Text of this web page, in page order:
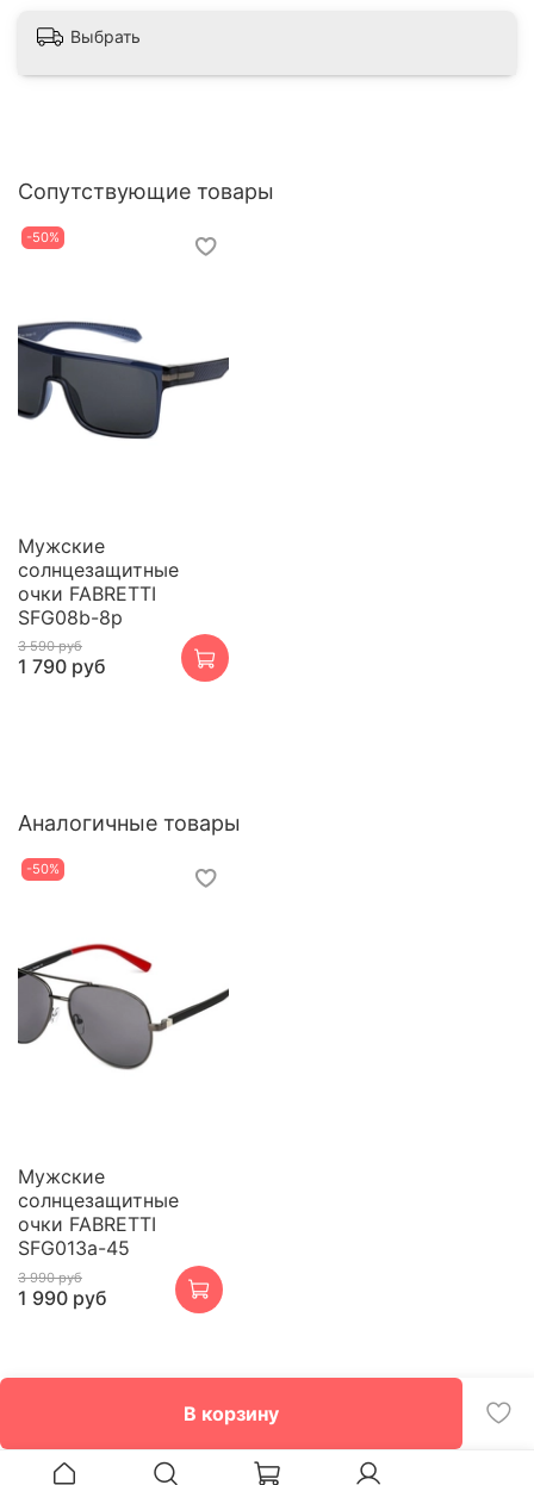
В корзину
Выбрать
Сопутствующие товары
-50%
Мужские
солнцезащитные
очки FABRETTI
SFG08b-8p
3 590 руб
1 790 руб
Аналогичные товары
-50%
Мужские
солнцезащитные
очки FABRETTI
SFG013a-45
3 990 руб
1 990 руб